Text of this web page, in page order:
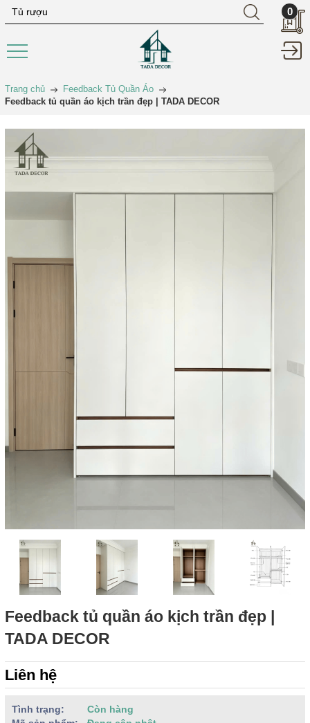
0
Trang chủ
Feedback Tủ Quần Áo
Feedback tủ quần áo kịch trần đẹp | TADA DECOR
Feedback tủ quần áo kịch trần đẹp |
TADA DECOR
Liên hệ
Tình trạng:
Còn hàng